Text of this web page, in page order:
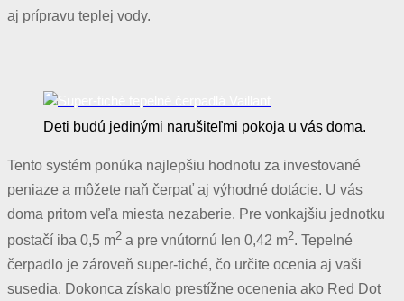
aj prípravu teplej vody.
Deti budú jedinými narušiteľmi pokoja u vás doma.
Tento systém ponúka najlepšiu hodnotu za investované
peniaze a môžete naň čerpať aj výhodné dotácie. U vás
doma pritom veľa miesta nezaberie. Pre vonkajšiu jednotku
postačí iba 0,5 m2 a pre vnútornú len 0,42 m2. Tepelné
čerpadlo je zároveň super-tiché, čo určite ocenia aj vaši
susedia. Dokonca získalo prestížne ocenenia ako Red Dot